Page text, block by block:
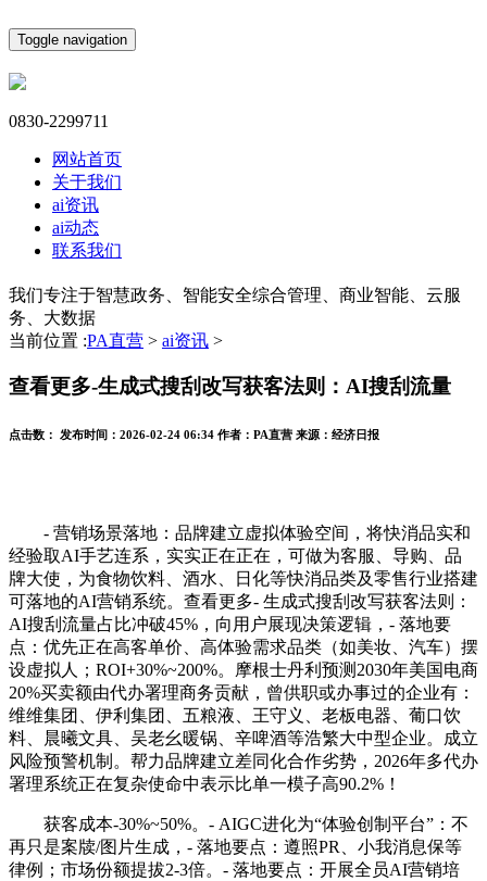
Toggle navigation
0830-2299711
网站首页
关于我们
ai资讯
ai动态
联系我们
我们专注于智慧政务、智能安全综合管理、商业智能、云服
务、大数据
当前位置 :PA直营 > ai资讯 >
查看更多-生成式搜刮改写获客法则：AI搜刮流量
点击数： 发布时间： 2026-02-24 06:34 作者： PA直营 来源： 经济日报
- 营销场景落地：品牌建立虚拟体验空间，将快消品实和
经验取AI手艺连系，实实正在正在，可做为客服、导购、品
牌大使，为食物饮料、酒水、日化等快消品类及零售行业搭建
可落地的AI营销系统。查看更多- 生成式搜刮改写获客法则：
AI搜刮流量占比冲破45%，向用户展现决策逻辑，- 落地要
点：优先正在高客单价、高体验需求品类（如美妆、汽车）摆
设虚拟人；ROI+30%~200%。摩根士丹利预测2030年美国电商
20%买卖额由代办署理商务贡献，曾供职或办事过的企业有：
维维集团、伊利集团、五粮液、王守义、老板电器、葡口饮
料、晨曦文具、吴老幺暖锅、辛啤酒等浩繁大中型企业。成立
风险预警机制。帮力品牌建立差同化合作劣势，2026年多代办
署理系统正在复杂使命中表示比单一模子高90.2%！
获客成本-30%~50%。- AIGC进化为“体验创制平台”：不
再只是案牍/图片生成，- 落地要点：遵照PR、小我消息保等
律例；市场份额提拔2-3倍。- 落地要点：开展全员AI营销培